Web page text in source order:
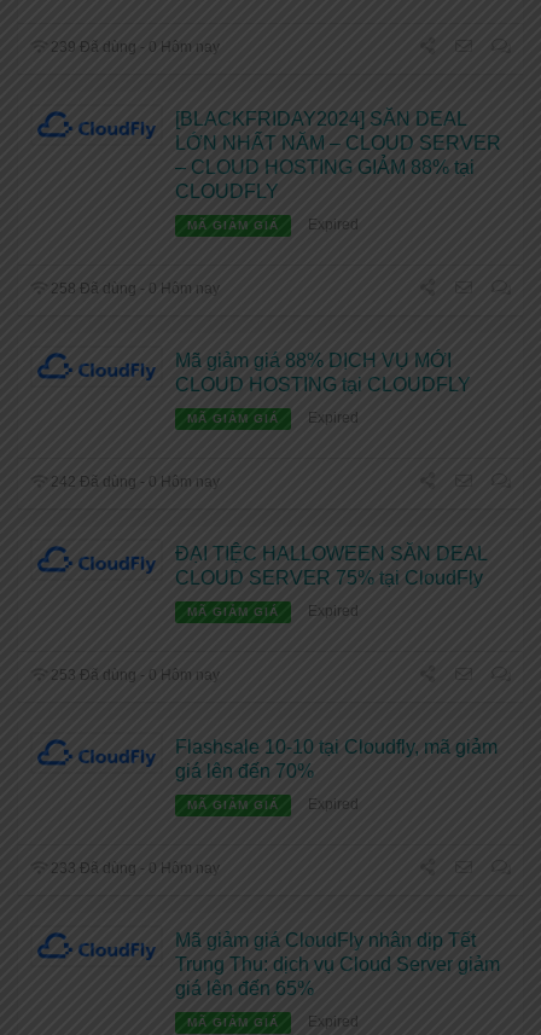
239 Đã dùng - 0 Hôm nay
[BLACKFRIDAY2024] SĂN DEAL
LỚN NHẤT NĂM – CLOUD SERVER
– CLOUD HOSTING GIẢM 88% tại
CLOUDFLY
MÃ GIẢM GIÁ Expired
258 Đã dùng - 0 Hôm nay
Mã giảm giá 88% DỊCH VỤ MỚI
CLOUD HOSTING tại CLOUDFLY
MÃ GIẢM GIÁ Expired
242 Đã dùng - 0 Hôm nay
ĐẠI TIỆC HALLOWEEN SĂN DEAL
CLOUD SERVER 75% tại CloudFly
MÃ GIẢM GIÁ Expired
253 Đã dùng - 0 Hôm nay
Flashsale 10-10 tại Cloudfly, mã giảm
giá lên đến 70%
MÃ GIẢM GIÁ Expired
233 Đã dùng - 0 Hôm nay
Mã giảm giá CloudFly nhân dịp Tết
Trung Thu: dịch vụ Cloud Server giảm
giá lên đến 65%
MÃ GIẢM GIÁ Expired